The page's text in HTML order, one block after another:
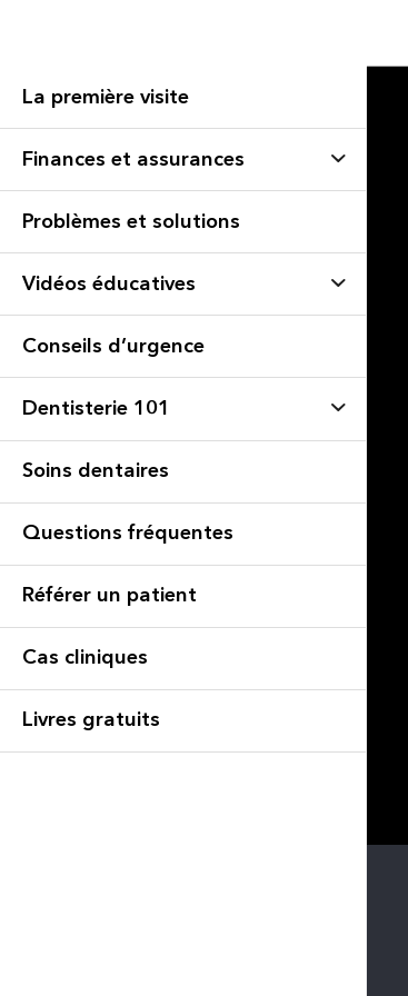
La première visite
Finances et assurances
Problèmes et solutions
Vidéos éducatives
Conseils d’urgence
Dentisterie 101
Soins dentaires
Questions fréquentes
Référer un patient
Cas cliniques
Livres gratuits